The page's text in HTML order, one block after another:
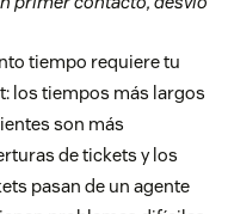
tiempo requiere tu
los tiempos más largos
son más
de tickets y los
pasan de un agente